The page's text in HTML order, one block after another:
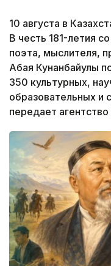
10 августа в
В честь 181-летия
поэта, мыслителя,
Абая Кунанбайулы
350 культурных,
образовательных и
передает